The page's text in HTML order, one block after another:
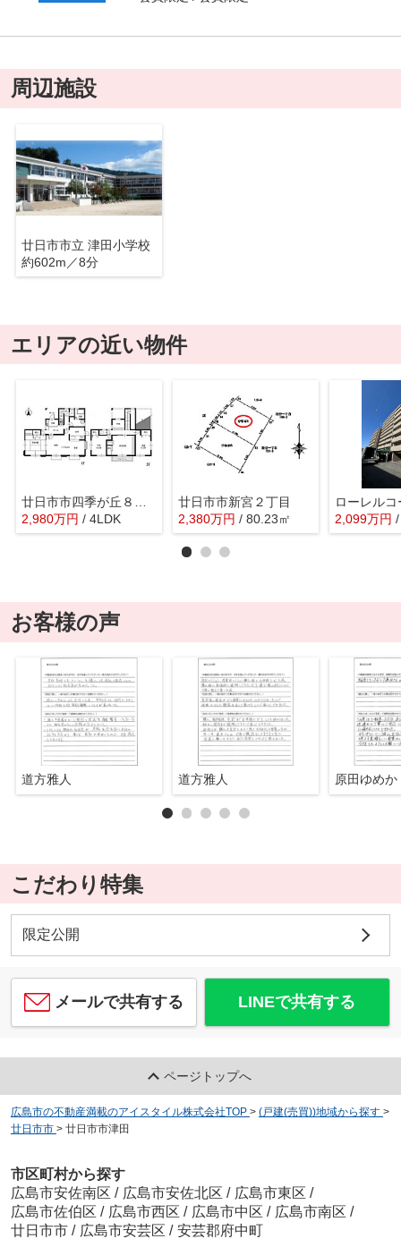
周辺施設
廿日市市立 津田小学校
約602m／8分
エリアの近い物件
2,980万円 / 4LDK
廿日市市新宮２丁目
2,380万円 / 80.23㎡ 2,099万円
お客様の声
道方雅人 道方雅人 原田ゆめか
こだわり特集
限定公開
メールで共有する LINEで共有する
ページトップへ
広島市の不動産満載のアイスタイル株式会社TOP > (戸建(売買))地域から探す >
廿日市市 > 廿日市市津田
市区町村から探す
広島市安佐南区 / 広島市安佐北区 / 広島市東区 /
広島市佐伯区 / 広島市西区 / 広島市中区 / 広島市南区 /
廿日市市 / 広島市安芸区 / 安芸郡府中町